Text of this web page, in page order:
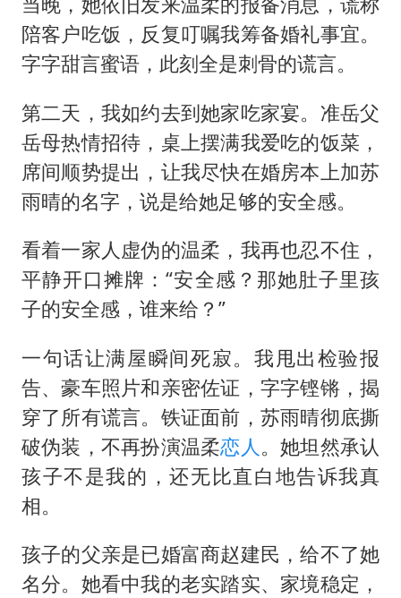
陪客户吃饭，反复叮嘱我筹备婚礼事宜。
字字甜言蜜语，此刻全是刺骨的谎言。
第二天，我如约去到她家吃家宴。准岳父
岳母热情招待，桌上摆满我爱吃的饭菜，
席间顺势提出，让我尽快在婚房本上加苏
雨晴的名字，说是给她足够的安全感。
看着一家人虚伪的温柔，我再也忍不住，
平静开口摊牌：“安全感？那她肚子里孩
子的安全感，谁来给？”
一句话让满屋瞬间死寂。我甩出检验报
告、豪车照片和亲密佐证，字字铿锵，揭
穿了所有谎言。铁证面前，苏雨晴彻底撕
破伪装，不再扮演温柔恋人 。她坦然承认
孩子不是我的，还无比直白地告诉我真
相。
孩子的父亲是已婚富商赵建民，给不了她
名分。她看中我的老实踏实、家境稳定，